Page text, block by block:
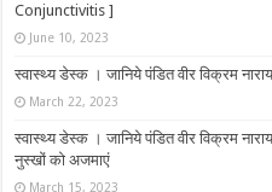
Conjunctivitis ]
June 10, 2023
स्वास्थ्य डेस्क । जानिये पंडित वीर विक्रम
March 22, 2023
स्वास्थ्य डेस्क । जानिये पंडित वीर विक्रम
नुस्‍खों को अजमाएं
March 15, 2023